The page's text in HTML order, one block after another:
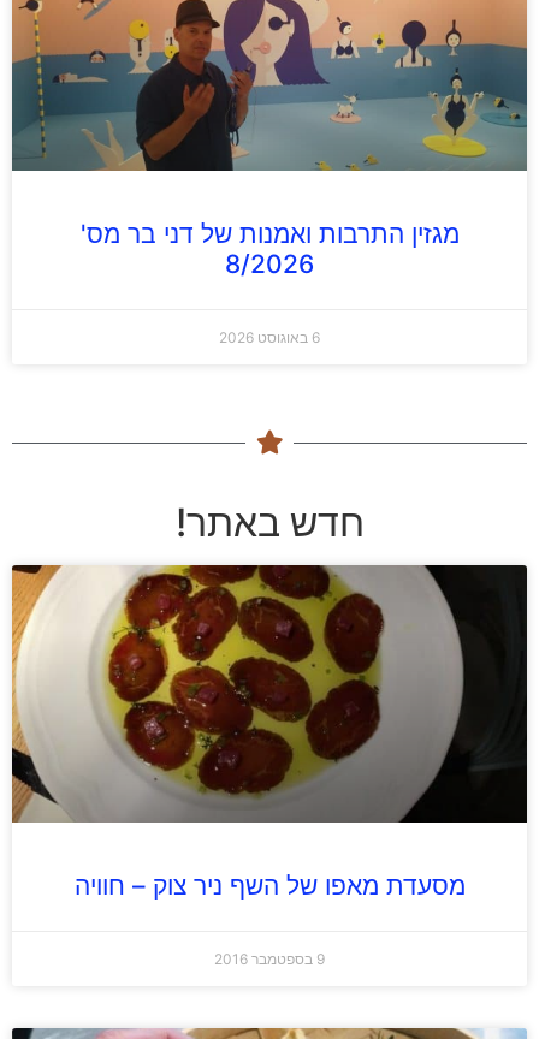
מגזין התרבות ואמנות של דני בר מס'
8/2026
6 באוגוסט 2026
חדש באתר!
מסעדת מאפו של השף ניר צוק – חוויה
9 בספטמבר 2016